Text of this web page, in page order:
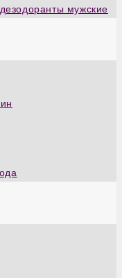
мужские